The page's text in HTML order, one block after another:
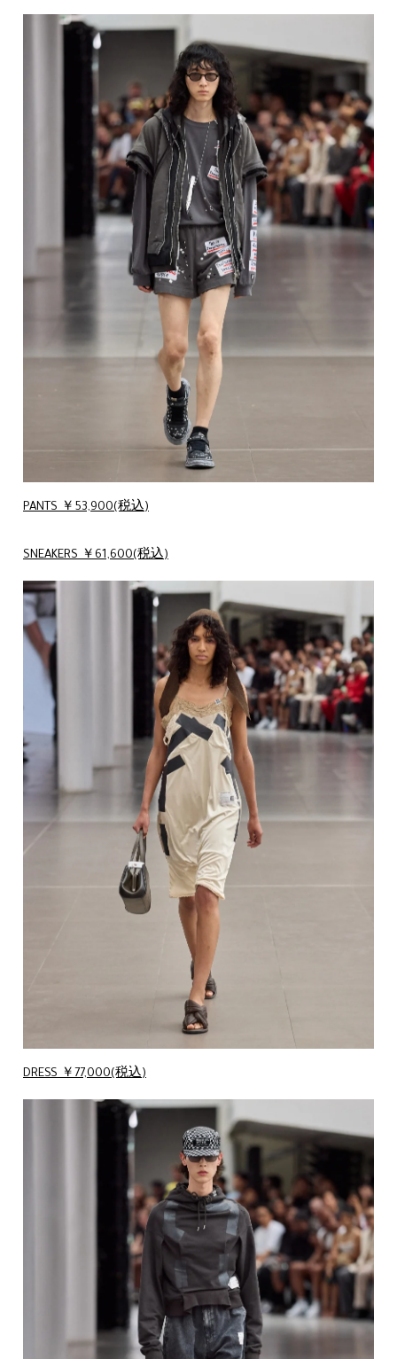
PANTS ￥53,900(税込)
SNEAKERS ￥61,600(税込)
DRESS ￥77,000(税込)